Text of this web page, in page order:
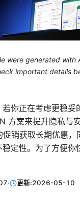
were generated with
important details
你正在考虑更稳妥
方案来提升隐私与
销获取长期优惠，
定性。为了方便你
· 更新:2026-05-10